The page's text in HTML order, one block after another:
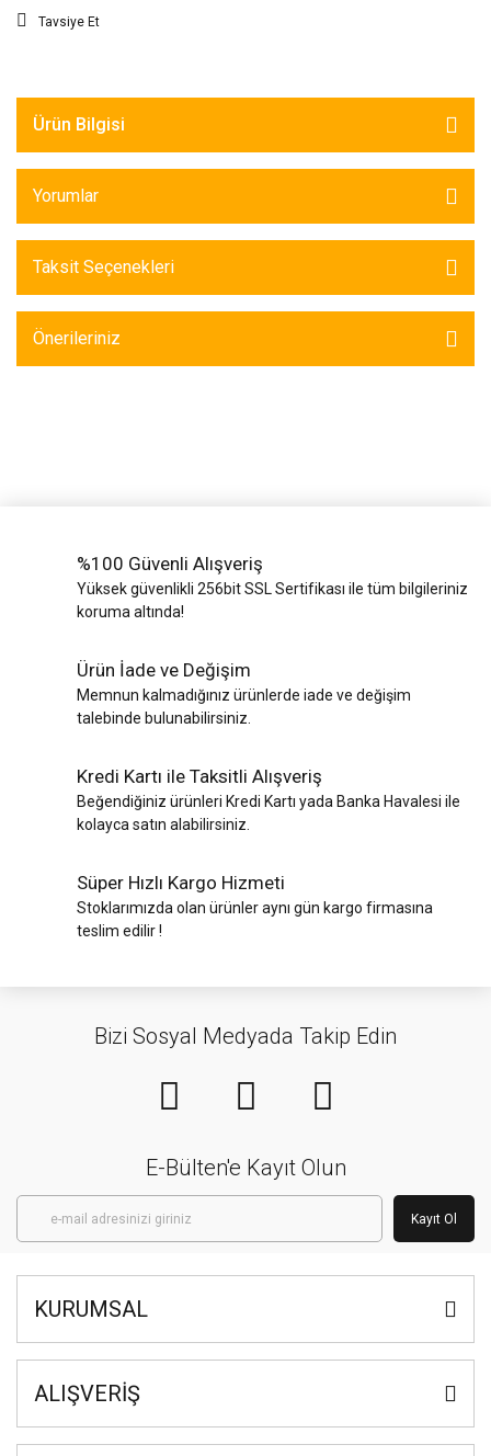
Tavsiye Et
Ürün Bilgisi
Yorumlar
Taksit Seçenekleri
Önerileriniz
%100 Güvenli Alışveriş
Yüksek güvenlikli 256bit SSL Sertifikası ile tüm bilgileriniz
koruma altında!
Ürün İade ve Değişim
Memnun kalmadığınız ürünlerde iade ve değişim
talebinde bulunabilirsiniz.
Kredi Kartı ile Taksitli Alışveriş
Beğendiğiniz ürünleri Kredi Kartı yada Banka Havalesi ile
kolayca satın alabilirsiniz.
Süper Hızlı Kargo Hizmeti
Stoklarımızda olan ürünler aynı gün kargo firmasına
teslim edilir !
Bizi Sosyal Medyada Takip Edin
E-Bülten'e Kayıt Olun
Kayıt Ol
KURUMSAL
ALIŞVERİŞ